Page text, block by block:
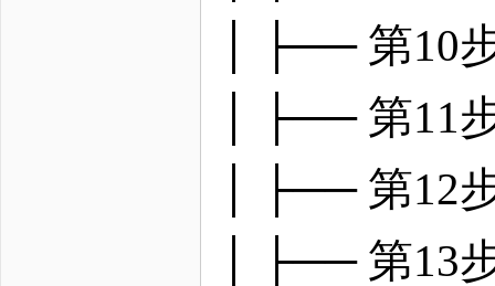
│ ├── 第10
│ ├── 第11
│ ├── 第12
│ ├── 第13